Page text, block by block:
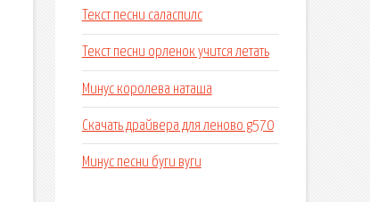
Текст песни саласпилс
Текст песни орленок учится летать
Минус королева наташа
Скачать драйвера для леново g570
Минус песни буги вуги